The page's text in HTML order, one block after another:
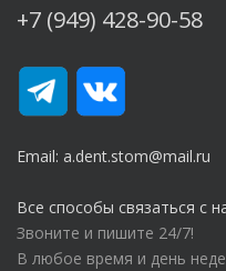
+7 (949) 428-90-58
Email: a.dent.stom@mail.ru
Все способы связаться с
Звоните и пишите 24/7!
В любое время и день